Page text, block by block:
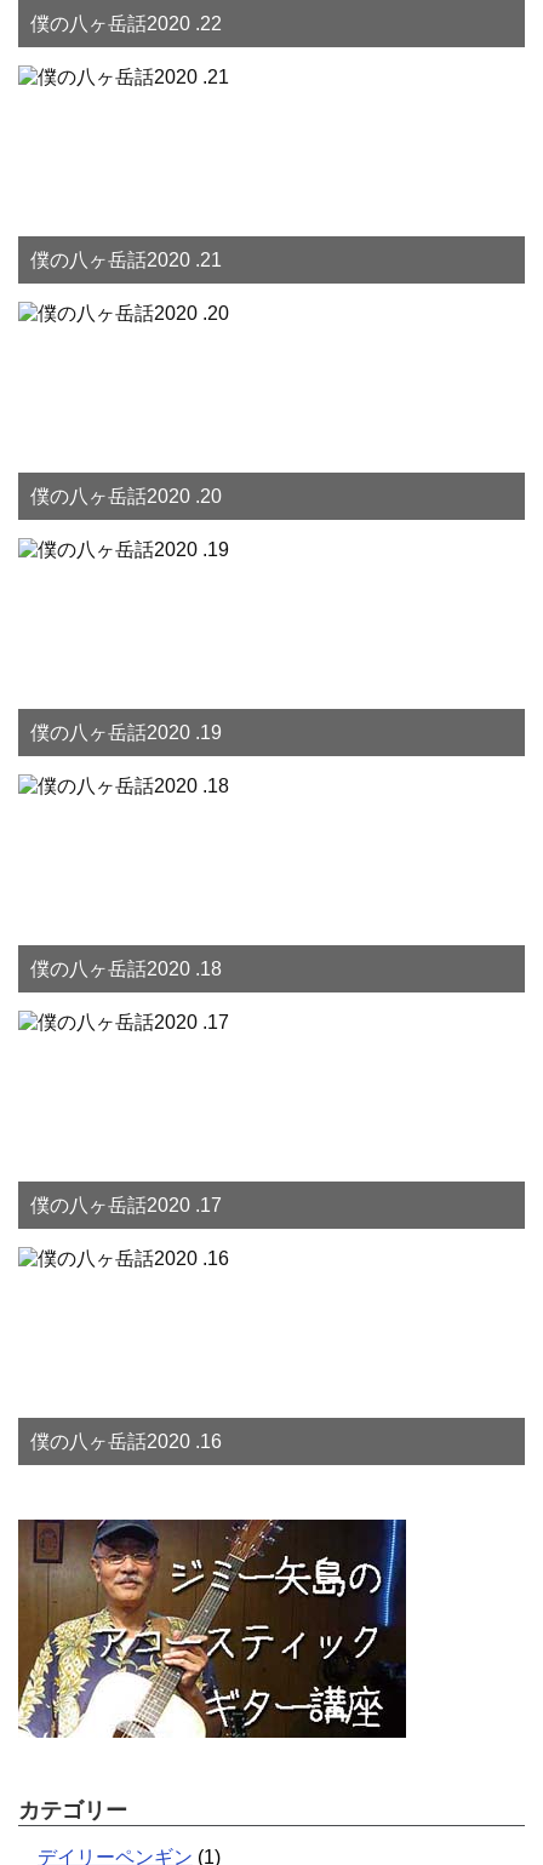
僕の八ヶ岳話2020 .22
僕の八ヶ岳話2020 .21
僕の八ヶ岳話2020 .20
僕の八ヶ岳話2020 .19
僕の八ヶ岳話2020 .18
僕の八ヶ岳話2020 .17
僕の八ヶ岳話2020 .16
カテゴリー
デイリーペンギン (1)